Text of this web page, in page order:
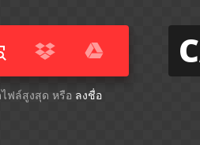
ฟล์สูงสุด หรือ ลงชื่อ